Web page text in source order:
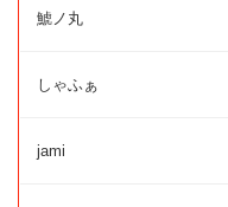
鯱ノ丸
しゃふぁ
jami